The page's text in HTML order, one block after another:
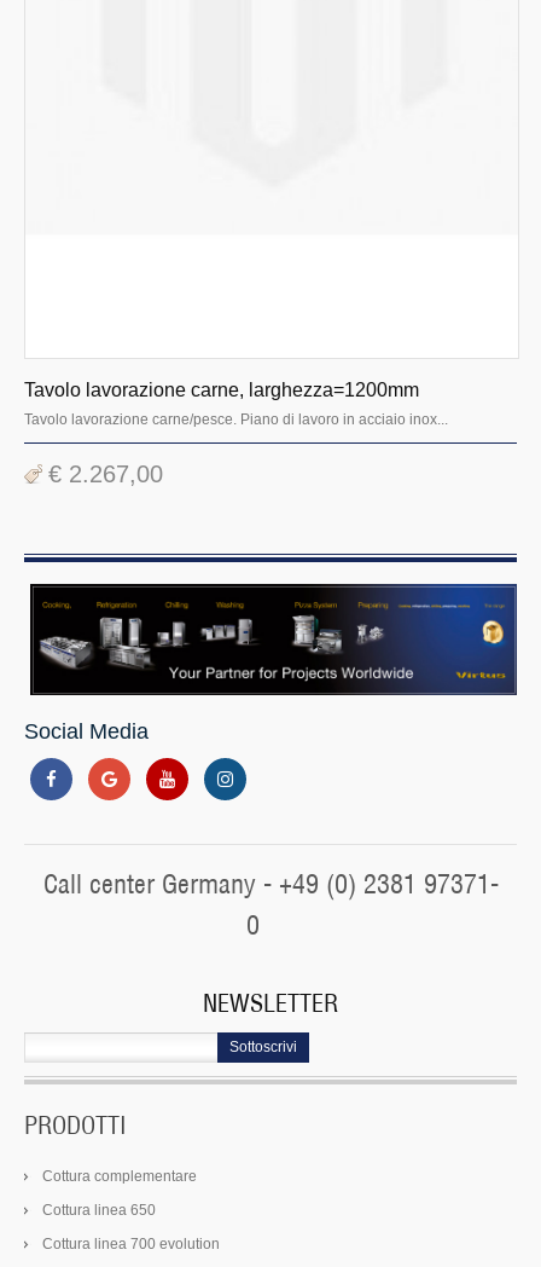
Tavolo lavorazione carne, larghezza=1200mm
Tavolo lavorazione carne/pesce. Piano di lavoro in acciaio inox...
€ 2.267,00
Social Media
Call center Germany - +49 (0) 2381 97371-
0
NEWSLETTER
Sottoscrivi
PRODOTTI
Cottura complementare
Cottura linea 650
Cottura linea 700 evolution